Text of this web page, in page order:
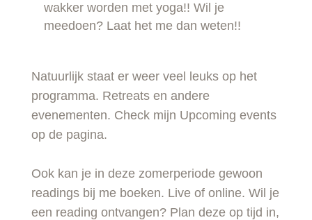
wakker worden met yoga!! Wil je
meedoen? Laat het me dan weten!!
Natuurlijk staat er weer veel leuks op het
programma. Retreats en andere
evenementen. Check mijn Upcoming events
op de pagina.
Ook kan je in deze zomerperiode gewoon
readings bij me boeken. Live of online. Wil je
een reading ontvangen? Plan deze op tijd in,